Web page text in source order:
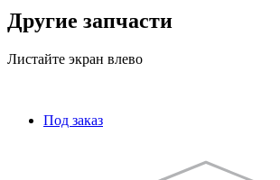
Другие запчасти
Листайте экран влево
Под заказ